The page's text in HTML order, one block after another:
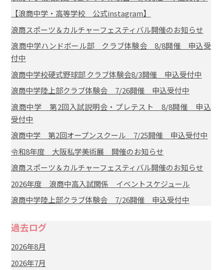
【浪商中学・高等学校 公式instagram】
浪商スポーツ＆カルチャーフェスティバル開催のお知らせ
浪商中学ハンドボール部 クラブ体験会 8/8開催 申込受
付中
浪商中学校硬式野球部 クラブ体験会8/3開催 申込受付中
浪商中学陸上部クラブ体験会 7/26開催 申込受付中
浪商中学 第2回入試説明会・プレテスト 8/8開催 申込
受付中
浪商中学 第2回オープンスクール 7/25開催 申込受付中
令和8年度 大阪私学美術展 開催のお知らせ
浪商スポーツ＆カルチャーフェスティバル開催のお知らせ
2026年度 浪商中高入試関係 イベントスケジュール
浪商中学陸上部クラブ体験会 7/26開催 申込受付中
過去ログ
2026年8月
2026年7月